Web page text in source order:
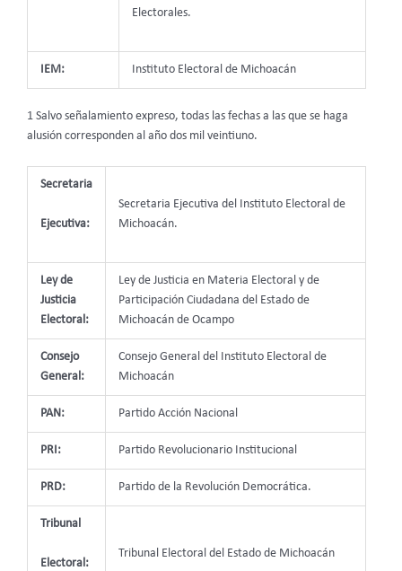
Electorales.
IEM: Instituto Electoral de Michoacán
1 Salvo señalamiento expreso, todas las fechas a las que se haga
alusión corresponden al año dos mil veintiuno.
Secretaria
Ejecutiva:
Secretaria Ejecutiva del Instituto Electoral de
Michoacán.
Ley de
Justicia
Electoral:
Ley de Justicia en Materia Electoral y de
Participación Ciudadana del Estado de
Michoacán de Ocampo
Consejo
General:
Consejo General del Instituto Electoral de
Michoacán
PAN: Partido Acción Nacional
PRI: Partido Revolucionario Institucional
PRD: Partido de la Revolución Democrática.
Tribunal
Electoral:
Tribunal Electoral del Estado de Michoacán